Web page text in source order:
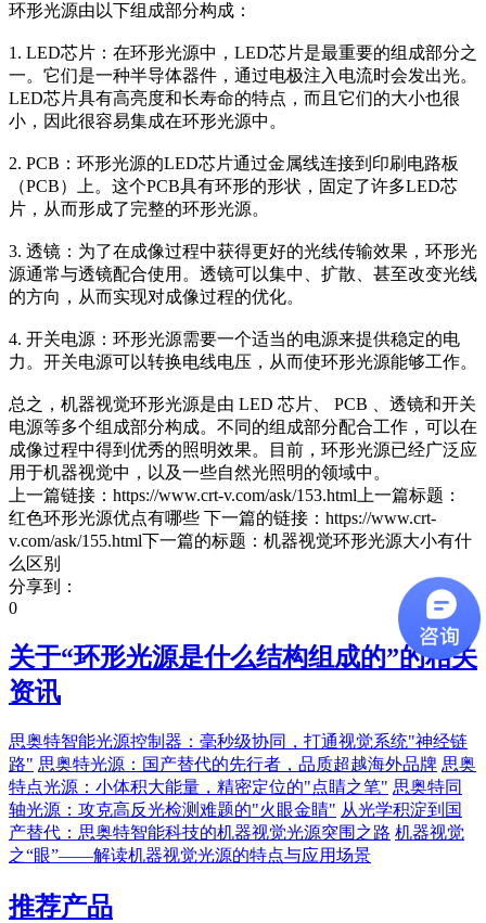
环形光源由以下组成部分构成：
1. LED芯片：在环形光源中，LED芯片是最重要的组成部分之
一。它们是一种半导体器件，通过电极注入电流时会发出光。
LED芯片具有高亮度和长寿命的特点，而且它们的大小也很
小，因此很容易集成在环形光源中。
2. PCB：环形光源的LED芯片通过金属线连接到印刷电路板
（PCB）上。这个PCB具有环形的形状，固定了许多LED芯
片，从而形成了完整的环形光源。
3. 透镜：为了在成像过程中获得更好的光线传输效果，环形光
源通常与透镜配合使用。透镜可以集中、扩散、甚至改变光线
的方向，从而实现对成像过程的优化。
4. 开关电源：环形光源需要一个适当的电源来提供稳定的电
力。开关电源可以转换电线电压，从而使环形光源能够工作。
总之，机器视觉环形光源是由 LED 芯片、 PCB 、透镜和开关
电源等多个组成部分构成。不同的组成部分配合工作，可以在
成像过程中得到优秀的照明效果。目前，环形光源已经广泛应
用于机器视觉中，以及一些自然光照明的领域中。
上一篇链接：https://www.crt-v.com/ask/153.html上一篇标题：
红色环形光源优点有哪些 下一篇的链接：https://www.crt-
v.com/ask/155.html下一篇的标题：机器视觉环形光源大小有什
么区别
分享到：
0
关于“环形光源是什么结构组成的”的相关
资讯
思奥特智能光源控制器：毫秒级协同，打通视觉系统"神经链
路" 思奥特光源：国产替代的先行者，品质超越海外品牌 思奥
特点光源：小体积大能量，精密定位的"点睛之笔" 思奥特同
轴光源：攻克高反光检测难题的"火眼金睛" 从光学积淀到国
产替代：思奥特智能科技的机器视觉光源突围之路 机器视觉
之“眼”——解读机器视觉光源的特点与应用场景
推荐产品